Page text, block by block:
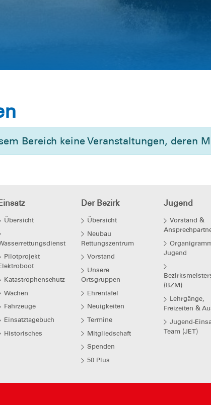
Bereich keine Veranstaltungen, deren
Einsatz
Übersicht
Pilotprojekt
Katastrophenschutz
Wachen
Fahrzeuge
Einsatztagebuch
Historisches
Der Bezirk
Übersicht
Neubau
Rettungszentrum
Vorstand
Unsere
Ortsgruppen
Ehrentafel
Neuigkeiten
Termine
Mitgliedschaft
Spenden
50 Plus
Jugend
Vorstand &
Jugend
(BZM)
Lehrgänge,
Freizeiten &
Jugend-
Team (JET)